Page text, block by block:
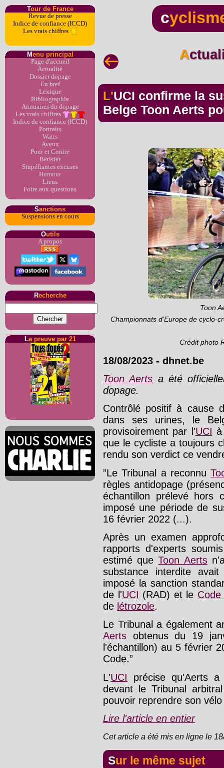
Tour de France
Revue de presse
Indice de confiance (ICCD)
Les vrais chiffres
Menu principal
Page d'accueil
Actualité
Dossier dopage
En bref
Lexique
Bibliographie
Annuaires du dopage
Les vrais chiffres
Indice de confiance (ICCD)
Portraits
Watts
Aveux
Pour et Contre
Bêtisier
Stupéfiantes excuses
Humour
Liens
Foire aux questions
Sanctions
Suspensions en cours
Outils
A propos
Recherche
La preuve par 21
c
L'UCI confirme la suspension de deux ans du
Belge Toon Aerts
Toon
Championnats d'Europe de cyclo-
Crédit photo
18/08/2023 - dhnet.be
Toon Aerts a été
dopage.
Contrôlé positif à cause
dans ses urines, le
provisoirement par l'UCI
que le cycliste a toujours
rendu son verdict ce
”Le Tribunal a reconnu
règles antidopage
échantillon prélevé hors
imposé une période de
16 février 2022 (...).
Après un examen
rapports d'experts
estimé queToon Aerts
substance interdite
imposé la sanction
de l'UCI (RAD) et le
de létrozole.
Le Tribunal a également
Aerts obtenus du 19
l'échantillon) au 5 février
Code.”
L'UCI précise qu'Aerts
devant le Tribunal
pouvoir reprendre son
Lire l'article en entier
Cet article a été mis en ligne le
Sur le même sujet